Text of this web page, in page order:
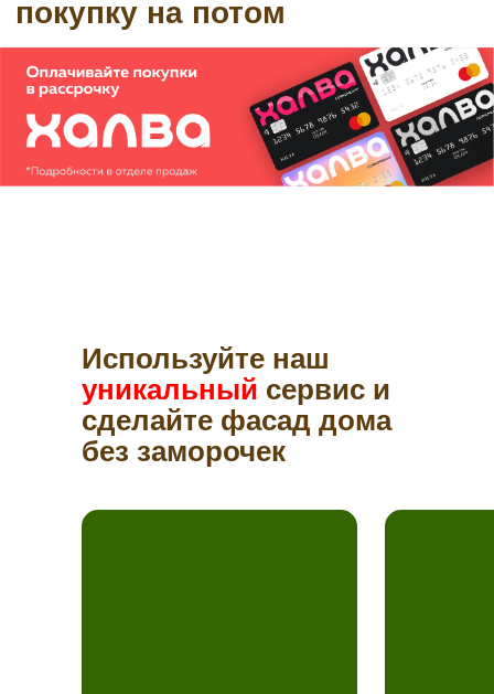
Используйте наш
уникальный сервис и
сделайте фасад дома
без заморочек